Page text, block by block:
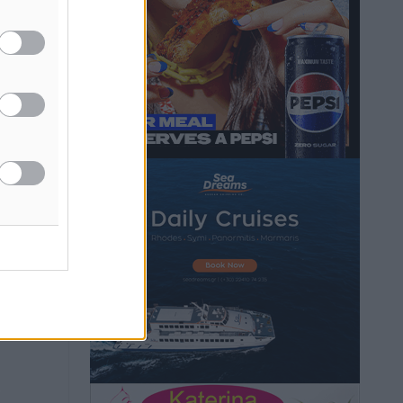
Τοπικές Ειδήσεις• πριν 49 λεπτά
Τσαμπίκος Καραγιάννης: «Ο
πρωτογενής τομέας μπορεί να
αποτελέσει τη δεύτερη μεγάλη δύναμη
της Ρόδου»
Ρεπορτάζ• πριν 50 λεπτά
Οικοδομική «ανάσα» στη Ρόδο:
Αυξάνονται οι άδειες, οι επεκτάσεις, οι
ενεργειακές αναβαθμίσεις σε ολόκληρο
πριν 51 λεπτά
Στη Ρόδο απολαμβάνει τις
καλοκαιρινές της διακοπές η Φαίη
Σκορδά
Τοπικές Ειδήσεις • πριν 52 λεπτά